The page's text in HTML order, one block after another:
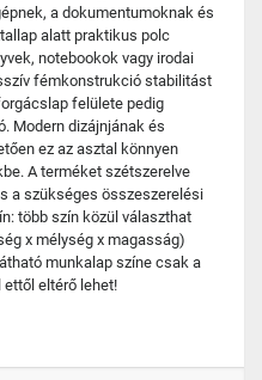
a dokumentumoknak és
alatt praktikus polc
notebookok vagy irodai
fémkonstrukció stabilitást
felülete pedig
Modern dizájnjának és
ez az asztal könnyen
A terméket szétszerelve
a szükséges összeszerelési
több szín közül választhat
x mélység x magasság)
munkalap színe csak a
eltérő lehet!